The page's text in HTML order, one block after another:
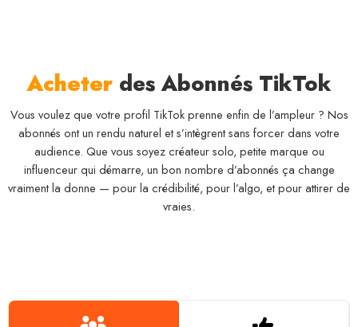
Acheter des Abonnés TikTok
Vous voulez que votre profil TikTok prenne enfin de l’ampleur ? Nos
abonnés ont un rendu naturel et s’intègrent sans forcer dans votre
audience. Que vous soyez créateur solo, petite marque ou
influenceur qui démarre, un bon nombre d’abonnés ça change
vraiment la donne — pour la crédibilité, pour l’algo, et pour attirer de
vraies.